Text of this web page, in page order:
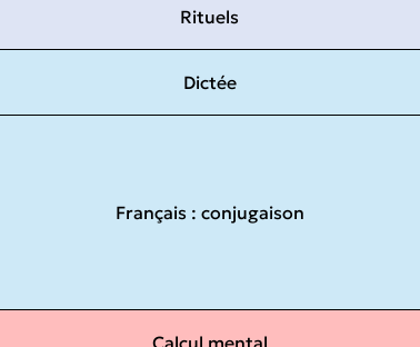
Rituels
Dictée
Français : conjugaison
Calcul mental